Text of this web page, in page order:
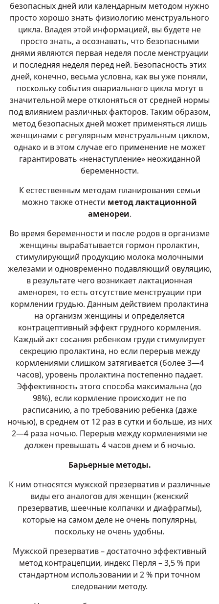
безопасных дней или календарным методом нужно
просто хорошо знать физиологию менструального
цикла. Владея этой информацией, вы будете не
просто знать, а осознавать, что безопасными
днями являются первая неделя после менструации
и последняя неделя перед ней. Безопасность этих
дней, конечно, весьма условна, как вы уже поняли,
поскольку события овариального цикла могут в
значительной мере отклоняться от средней нормы
под влиянием различных факторов. Таким образом,
метод безопасных дней может применяться лишь
женщинами с регулярным менструальным циклом,
однако и в этом случае его применение не может
гарантировать «ненаступление» неожиданной
беременности.
К естественным методам планирования семьи
можно также отнести метод лактационной
аменореи.
Во время беременности и после родов в организме
женщины вырабатывается гормон пролактин,
стимулирующий продукцию молока молочными
железами и одновременно подавляющий овуляцию,
в результате чего возникает лактационная
аменорея, то есть отсутствие менструации при
кормлении грудью. Данным действием пролактина
на организм женщины и определяется
контрацептивный эффект грудного кормления.
Каждый акт сосания ребенком груди стимулирует
секрецию пролактина, но если перерыв между
кормлениями слишком затягивается (более 3—4
часов), уровень пролактина постепенно падает.
Эффективность этого способа максимальна (до
98%), если кормление происходит не по
расписанию, а по требованию ребенка (даже
ночью), в среднем от 12 раз в сутки и больше, из них
2—4 раза ночью. Перерыв между кормлениями не
должен превышать 4 часов днем и 6 ночью.
Барьерные методы.
К ним относятся мужской презерватив и различные
виды его аналогов для женщин (женский
презерватив, шеечные колпачки и диафрагмы),
которые на самом деле не очень популярны,
поскольку не очень удобны.
Мужской презерватив – достаточно эффективный
метод контрацепции, индекс Перля – 3,5 % при
стандартном использовании и 2 % при точном
следовании методу.